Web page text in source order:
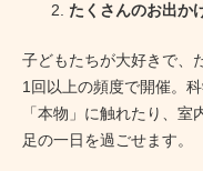
たくさんのお出か
子どもたちが大好きで、
1回以上の頻度で開催。
「本物」に触れたり、
足の一日を過ごせます。